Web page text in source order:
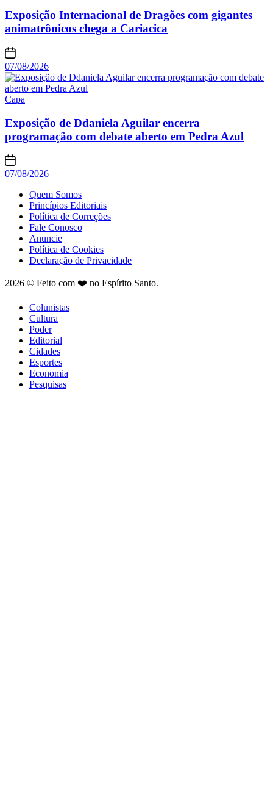
Exposição Internacional de Dragões com gigantes
animatrônicos chega a Cariacica
07/08/2026
Capa
Exposição de Ddaniela Aguilar encerra
programação com debate aberto em Pedra Azul
07/08/2026
Quem Somos
Princípios Editoriais
Política de Correções
Fale Conosco
Anuncie
Política de Cookies
Declaração de Privacidade
2026 © Feito com ❤️ no Espírito Santo.
Colunistas
Cultura
Poder
Editorial
Cidades
Esportes
Economia
Pesquisas